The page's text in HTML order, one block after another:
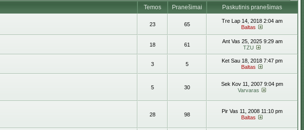
Temos Pranešimai
Paskutinis pranešimas
23 65
Tre Lap 14, 2018 2:04 am
Baltas
18 61
Ant Vas 25, 2025 9:29 am
TZU
3 5
Ket Sau 18, 2018 7:47 pm
Baltas
5 30
Sek Kov 11, 2007 9:04 pm
Varvaras
28 98
Pir Vas 11, 2008 11:10 pm
Baltas